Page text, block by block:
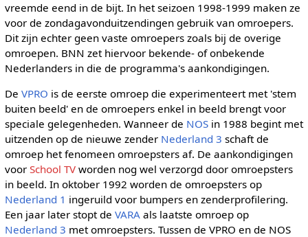
vreemde eend in de bijt. In het seizoen 1998-1999 maken ze
voor de zondagavonduitzendingen gebruik van omroepers.
Dit zijn echter geen vaste omroepers zoals bij de overige
omroepen. BNN zet hiervoor bekende- of onbekende
Nederlanders in die de programma's aankondigingen.
De VPRO is de eerste omroep die experimenteert met 'stem
buiten beeld' en de omroepers enkel in beeld brengt voor
speciale gelegenheden. Wanneer de NOSin 1988 begint met
uitzenden op de nieuwe zender Nederland 3 schaft de
omroep het fenomeen omroepsters af. De aankondigingen
voor School TVworden nog wel verzorgd door omroepsters
in beeld. In oktober 1992 worden de omroepsters op
Nederland 1 ingeruild voor bumpers en zenderprofilering.
Een jaar later stopt de VARAals laatste omroep op
Nederland 3 met omroepsters. Tussen de VPRO en de NOS